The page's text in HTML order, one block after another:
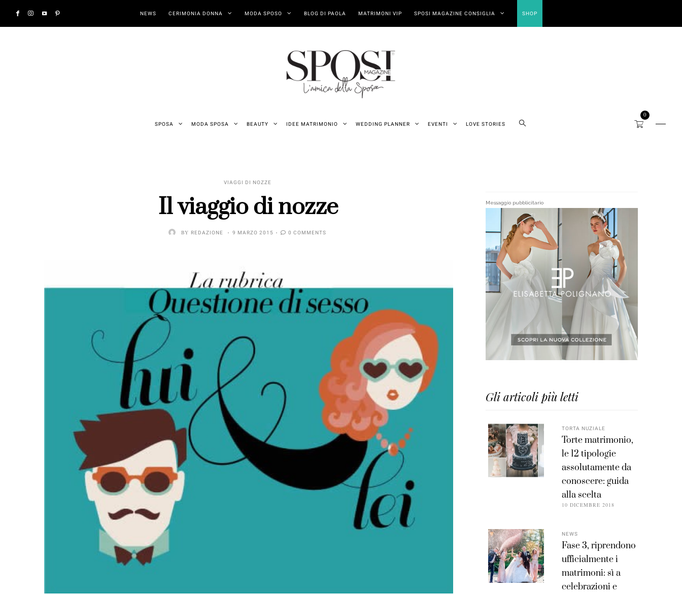
NEWS CERIMONIA DONNA MODA SPOSO BLOG DI PAOLA MATRIMONI VIP SPOSI MAGAZINE CONSIGLIA SHOP
SPOSA MODA SPOSA BEAUTY IDEE MATRIMONIO WEDDING PLANNER EVENTI LOVE STORIES
0
VIAGGI DI NOZZE
Il viaggio di nozze
BY REDAZIONE 9 MARZO 2015 0 COMMENTS
Messaggio pubblicitario
Gli articoli più letti
TORTA NUZIALE
Torte matrimonio,
le 12 tipologie
assolutamente da
conoscere: guida
alla scelta
10 DICEMBRE 2018
NEWS
Fase 3, riprendono
ufficialmente i
matrimoni: sì a
celebrazioni e